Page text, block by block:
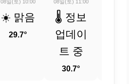
08일(토) 10:00
☀️ 맑음
29.7°
08일(토) 11:00
🌡️ 정보
업데이
트 중
30.7°